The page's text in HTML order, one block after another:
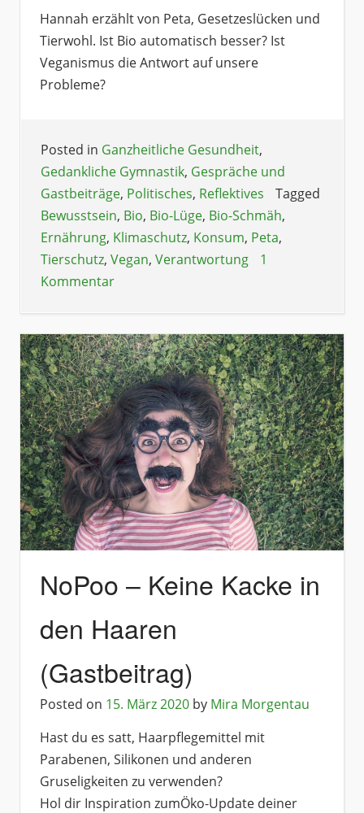
Hannah erzählt von Peta, Gesetzeslücken und
Tierwohl. Ist Bio automatisch besser? Ist
Veganismus die Antwort auf unsere
Probleme?
Posted in Ganzheitliche Gesundheit,
Gedankliche Gymnastik, Gespräche und
Gastbeiträge, Politisches, Reflektives
Tagged
Bewusstsein, Bio, Bio-Lüge, Bio-Schmäh,
Ernährung, Klimaschutz, Konsum, Peta,
Tierschutz, Vegan, Verantwortung
1
Kommentar
NoPoo – Keine Kacke in
den Haaren
(Gastbeitrag)
Posted on 15. März 2020 by Mira Morgentau
Hast du es satt, Haarpflegemittel mit
Parabenen, Silikonen und anderen
Gruseligkeiten zu verwenden?
Hol dir Inspiration zumÖko-Update deiner